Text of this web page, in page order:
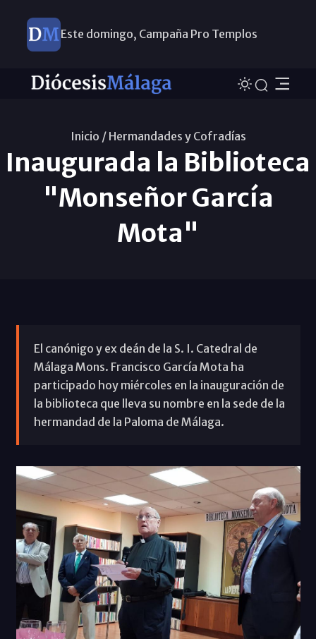
Este domingo, Campaña Pro Templos
Inicio / Hermandades y Cofradías
Inaugurada la Biblioteca
"Monseñor García
Mota"
El canónigo y ex deán de la S. I. Catedral de
Málaga Mons. Francisco García Mota ha
participado hoy miércoles en la inauguración de
la biblioteca que lleva su nombre en la sede de la
hermandad de la Paloma de Málaga.